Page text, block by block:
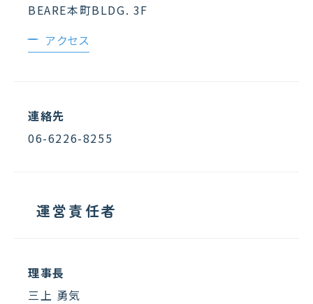
BEARE本町BLDG. 3F
アクセス
連絡先
06-6226-8255
運営責任者
理事長
三上 勇気